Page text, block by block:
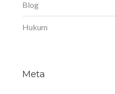
Blog
Hukum
Meta